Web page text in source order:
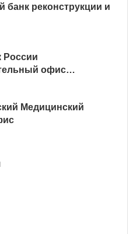
банк реконструкции и
России
офис
Медицинский